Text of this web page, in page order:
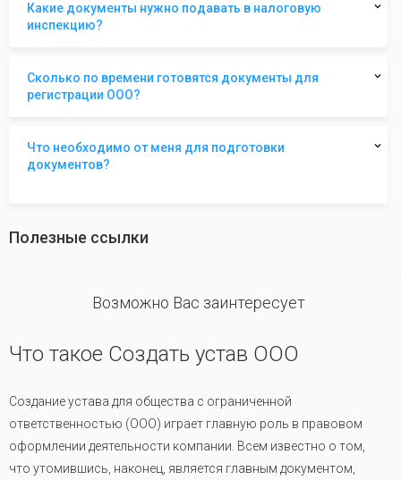
Какие документы нужно подавать в налоговую
инспекцию?
Сколько по времени готовятся документы для
регистрации ООО?
Что необходимо от меня для подготовки
документов?
Полезные ссылки
Возможно Вас заинтересует
Что такое Создать устав ООО
Создание устава для общества с ограниченной
ответственностью (ООО) играет главную роль в правовом
оформлении деятельности компании. Всем известно о том,
что утомившись, наконец, является главным документом,